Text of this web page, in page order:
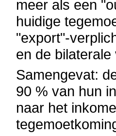
meer als een
huidige
"export"-
en de bilaterale
Samengevat:
90 % van hun
naar het